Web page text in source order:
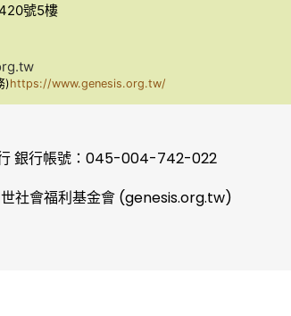
號5樓
)https://www.genesis.org.tw/
行 銀行帳號：045-004-742-022
社會福利基金會 (genesis.org.tw)